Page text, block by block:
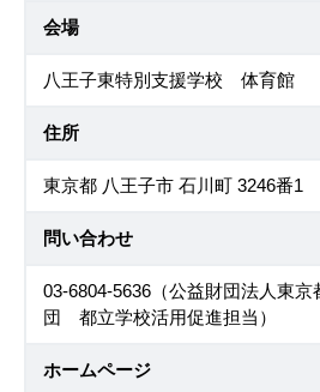
会場
八王子東特別支援学校 体育館
住所
東京都 八王子市 石川町 3246番1
問い合わせ
03-6804-5636（公益財団法人東
団 都立学校活用促進担当）
ホームページ